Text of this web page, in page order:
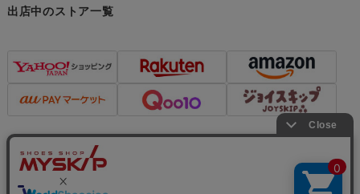
出店中のストア一覧